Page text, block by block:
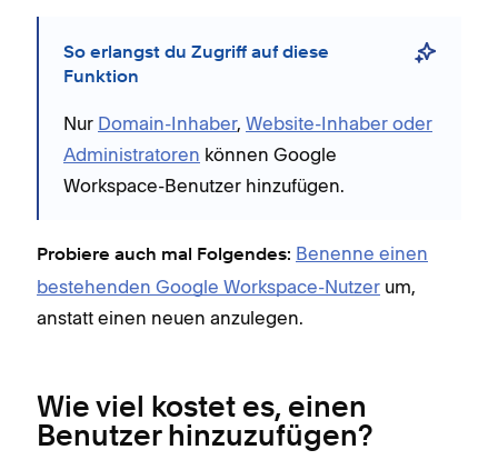
So erlangst du Zugriff auf diese
Funktion
Nur Domain-Inhaber, Website-Inhaber oder
Administratoren können Google
Workspace-Benutzer hinzufügen.
Probiere auch mal Folgendes: Benenne einen
bestehenden Google Workspace-Nutzer um,
anstatt einen neuen anzulegen.
Wie viel kostet es, einen
Benutzer hinzuzufügen?